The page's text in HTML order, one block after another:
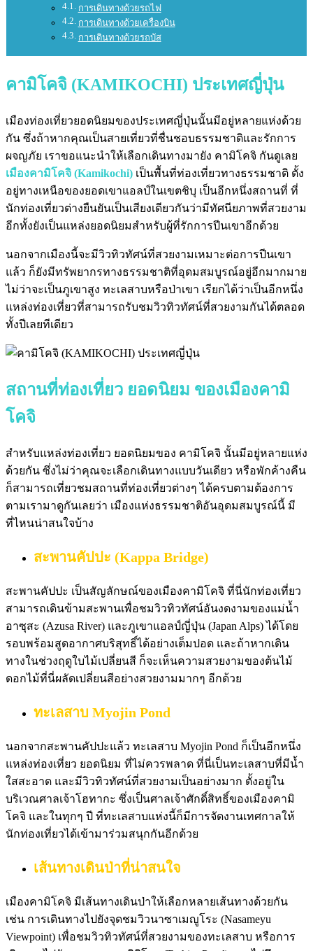
การเดินทางด้วยรถไฟ
การเดินทางด้วยเครื่องบิน
การเดินทางด้วยรถบัส
คามิโคจิ (KAMIKOCHI) ประเทศญี่ปุ่น
เมืองท่องเที่ยวยอดนิยมของประเทศญี่ปุ่นนั้นมีอยู่หลายแห่งด้วย
กัน ซึ่งถ้าหากคุณเป็นสายเที่ยวที่ชื่นชอบธรรมชาติและรักการ
ผจญภัย เราขอแนะนำให้เลือกเดินทางมายัง คามิโคจิ กันดูเลย
เมืองคามิโคจิ (Kamikochi) เป็นพื้นที่ท่องเที่ยวทางธรรมชาติ ตั้ง
อยู่ทางเหนือของยอดเขาแอลป์ในเขตชิบุ เป็นอีกหนึ่งสถานที่ ที่
นักท่องเที่ยวต่างยืนยันเป็นเสียงเดียวกันว่ามีทัศนียภาพที่สวยงาม
อีกทั้งยังเป็นแหล่งยอดนิยมสำหรับผู้ที่รักการปีนเขาอีกด้วย
นอกจากเมืองนี้จะมีวิวทิวทัศน์ที่สวยงามเหมาะต่อการปีนเขา
แล้ว ก็ยังมีทรัพยากรทางธรรมชาติที่อุดมสมบูรณ์อยู่อีกมากมาย
ไม่ว่าจะเป็นภูเขาสูง ทะเลสาบหรือป่าเขา เรียกได้ว่าเป็นอีกหนึ่ง
แหล่งท่องเที่ยวที่สามารถรับชมวิวทิวทัศน์ที่สวยงามกันได้ตลอด
ทั้งปีเลยทีเดียว
สถานที่ท่องเที่ยว ยอดนิยม ของเมืองคามิ
โคจิ
สำหรับแหล่งท่องเที่ยว ยอดนิยมของ คามิโคจิ นั้นมีอยู่หลายแห่ง
ด้วยกัน ซึ่งไม่ว่าคุณจะเลือกเดินทางแบบวันเดียว หรือพักค้างคืน
ก็สามารถเที่ยวชมสถานที่ท่องเที่ยวต่างๆ ได้ครบตามต้องการ
ตามเรามาดูกันเลยว่า เมืองแห่งธรรมชาติอันอุดมสมบูรณ์นี้ มี
ที่ไหนน่าสนใจบ้าง
สะพานคัปปะ (Kappa Bridge)
สะพานคัปปะ เป็นสัญลักษณ์ของเมืองคามิโคจิ ที่นี่นักท่องเที่ยว
สามารถเดินข้ามสะพานเพื่อชมวิวทิวทัศน์อันงดงามของแม่น้ำ
อาซุสะ (Azusa River) และภูเขาแอลป์ญี่ปุ่น (Japan Alps) ได้โดย
รอบพร้อมสูดอากาศบริสุทธิ์ได้อย่างเต็มปอด และถ้าหากเดิน
ทางในช่วงฤดูใบไม้เปลี่ยนสี ก็จะเห็นความสวยงามของต้นไม้
ดอกไม้ที่นี่ผลัดเปลี่ยนสีอย่างสวยงามมากๆ อีกด้วย
ทะเลสาบ Myojin Pond
นอกจากสะพานคัปปะแล้ว ทะเลสาบ Myojin Pond ก็เป็นอีกหนึ่ง
แหล่งท่องเที่ยว ยอดนิยม ที่ไม่ควรพลาด ที่นี่เป็นทะเลสาบที่มีน้ำ
ใสสะอาด และมีวิวทิวทัศน์ที่สวยงามเป็นอย่างมาก ตั้งอยู่ใน
บริเวณศาลเจ้าโฮทากะ ซึ่งเป็นศาลเจ้าศักดิ์สิทธิ์ของเมืองคามิ
โคจิ และในทุกๆ ปี ที่ทะเลสาบแห่งนี้ก็มีการจัดงานเทศกาลให้
นักท่องเที่ยวได้เข้ามาร่วมสนุกกันอีกด้วย
เส้นทางเดินป่าที่น่าสนใจ
เมืองคามิโคจิ มีเส้นทางเดินป่าให้เลือกหลายเส้นทางด้วยกัน
เช่น การเดินทางไปยังจุดชมวิวนาซาเมญูโระ (Nasameyu
Viewpoint) เพื่อชมวิวทิวทัศน์ที่สวยงามของทะเลสาบ หรือการ